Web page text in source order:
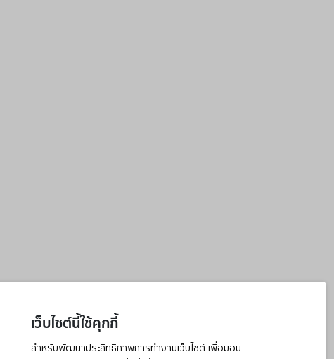
เว็บไซต์นี้ใช้คุกกี้
สำหรับพัฒนาประสิทธิภาพการทำงานเว็บไซต์ เพื่อมอบ